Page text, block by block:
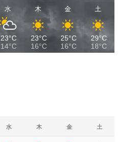
水
23°C
14°C
木
23°C
16°C
金
25°C
16°C
土
29°C
18°C
水 木 金 土